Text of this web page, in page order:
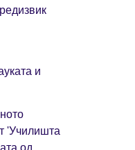
и
'Училишта
од